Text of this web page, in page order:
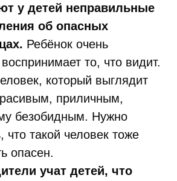
у детей неправильные
об опасных
Ребёнок очень
воспринимает то, что видит.
который выглядит
приличным,
безобидным. Нужно
что такой человек тоже
опасен.
учат детей, что